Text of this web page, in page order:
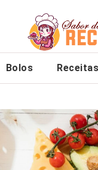
Bolos